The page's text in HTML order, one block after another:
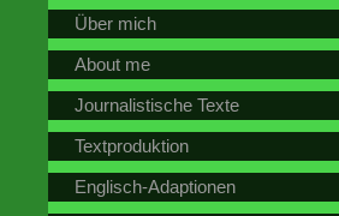
Über mich
About me
Journalistische Texte
Textproduktion
Englisch-Adaptionen